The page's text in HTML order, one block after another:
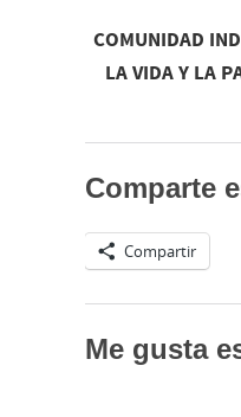
COMUNIDAD
LA VIDA Y LA
Comparte
Compartir
Me gusta